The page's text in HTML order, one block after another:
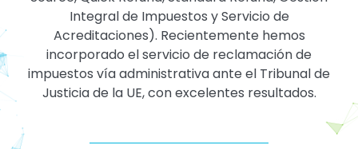
Integral de Impuestos y Servicio de
Acreditaciones). Recientemente hemos
incorporado el servicio de reclamación de
impuestos vía administrativa ante el Tribunal de
Justicia de la UE, con excelentes resultados.